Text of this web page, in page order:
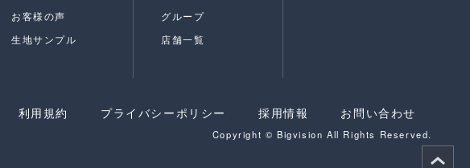
お客様の声
生地サンプル
グループ
店舗一覧
利用規約 プライバシーポリシー 採用情報 お問い合わせ
Copyright © Bigvision All Rights Reserved.